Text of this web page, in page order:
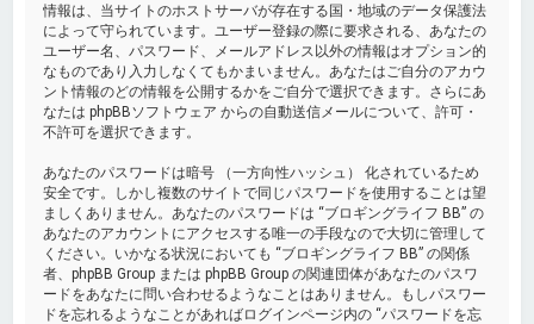
情報は、当サイトのホストサーバが存在する国・地域のデータ保護法
によって守られています。ユーザー登録の際に要求される、あなたの
ユーザー名、パスワード、メールアドレス以外の情報はオプション的
なものであり入力しなくてもかまいません。あなたはご自分のアカウ
ント情報のどの情報を公開するかをご自分で選択できます。さらにあ
なたは phpBBソフトウェア からの自動送信メールについて、許可・
不許可を選択できます。
あなたのパスワードは暗号 （一方向性ハッシュ） 化されているため
安全です。しかし複数のサイトで同じパスワードを使用することは望
ましくありません。あなたのパスワードは “ブロギングライフ BB” の
あなたのアカウントにアクセスする唯一の手段なので大切に管理して
ください。いかなる状況においても “ブロギングライフ BB” の関係
者、phpBB Group または phpBB Group の関連団体があなたのパスワ
ードをあなたに問い合わせるようなことはありません。もしパスワー
ドを忘れるようなことがあればログインページ内の “パスワードを忘